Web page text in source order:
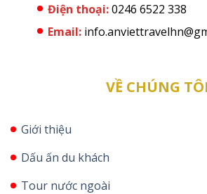
Điện thoại:0246 6522 338
Email:
VỀ CHÚNG TÔI
Giới thiệu
Dấu ấn du khách
Tour nước ngoài